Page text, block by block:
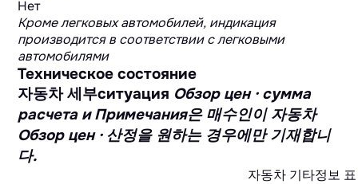
Нет
Кроме легковых автомобилей, индикация
производится в соответствии с легковыми
автомобилями
Техническое состояние
자동차 세부ситуация Обзор цен · сумма
расчета и Примечания은 매수인이 자동차
Обзор цен · 산정을 원하는 경우에만 기재합니
다.
자동차 기타정보 표